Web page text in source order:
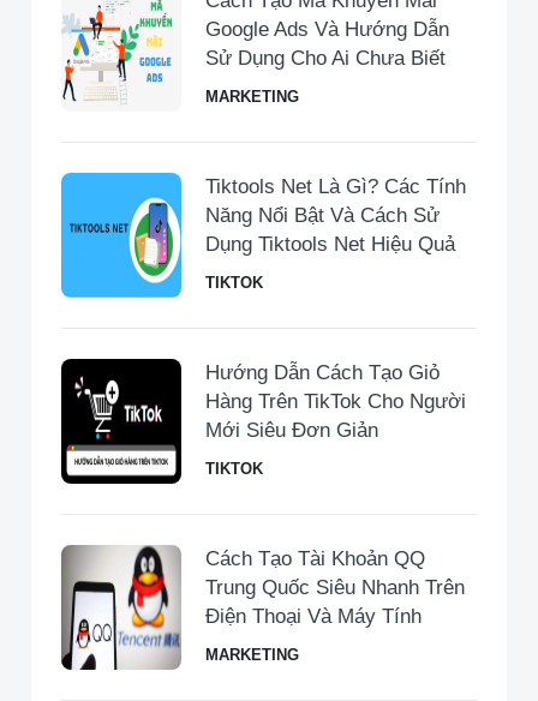
Google Ads Và Hướng Dẫn
Sử Dụng Cho Ai Chưa Biết
MARKETING
Tiktools Net Là Gì? Các Tính
Năng Nổi Bật Và Cách Sử
Dụng Tiktools Net Hiệu Quả
TIKTOK
Hướng Dẫn Cách Tạo Giỏ
Hàng Trên TikTok Cho Người
Mới Siêu Đơn Giản
TIKTOK
Cách Tạo Tài Khoản QQ
Trung Quốc Siêu Nhanh Trên
Điện Thoại Và Máy Tính
MARKETING